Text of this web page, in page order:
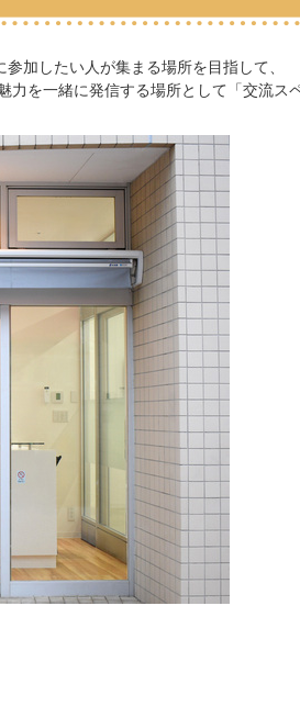
加したい人が集まる場所を目指して、
力を一緒に発信する場所として「交流ス